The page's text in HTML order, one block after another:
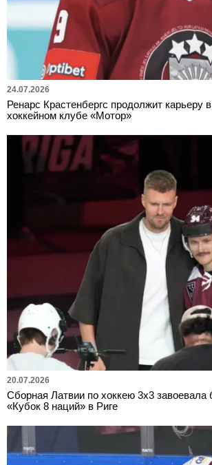
24.07.2026
Ренарс Крастенбергс продолжит карьеру
хоккейном клубе «Мотор»
20.07.2026
Сборная Латвии по хоккею 3х3 завоевала
«Кубок 8 наций» в Риге